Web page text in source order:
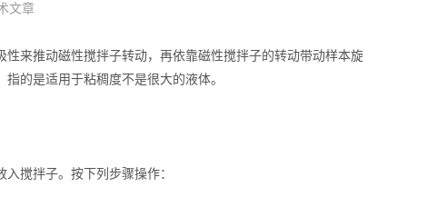
文章
来推动磁性搅拌子转动，再依靠磁性搅拌子的转动带动样本旋
的是适用于粘稠度不是很大的液体。
搅拌子。按下列步骤操作：